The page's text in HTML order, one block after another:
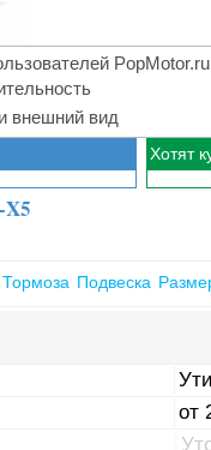
PopMotor.ru
внешний вид
Хотят
X5
Тормоза Подвеска
от